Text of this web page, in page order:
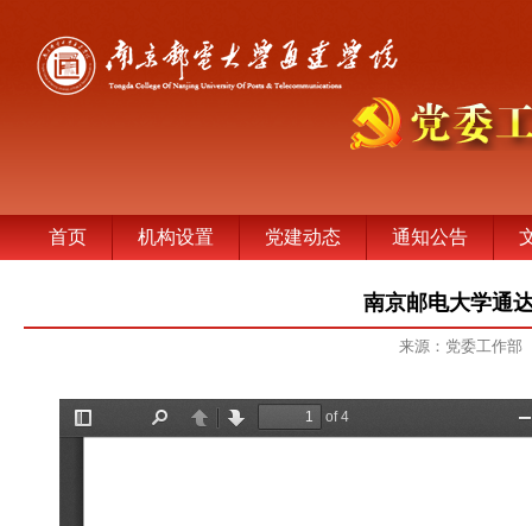
首页 机构设置 党建动态 通知公告
南京邮电大学通
来源：党委工作部